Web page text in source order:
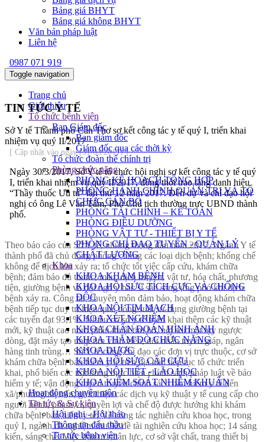
Bảng giá BHYT
Bảng giá không BHYT
Văn bản pháp luật
Liên hệ
0987 071 919
Toggle navigation
Trang chủ
Giới thiệu
Tổ chức bệnh viện
Ban Giám đốc
Ban giám đốc
Giám đốc qua các thời kỳ
Tổ chức đoàn thể chính trị
Phòng chức năng
PHÒNG KẾ HOẠCH TỔNG HỢP
PHÒNG HÀNH CHÍNH QUẢN TRỊ VÀ TỔ
CHỨC CÁN BỘ
PHÒNG TÀI CHÍNH – KẾ TOÁN
PHÒNG ĐIỀU DƯỠNG
PHÒNG VẬT TƯ - THIẾT BỊ Y TẾ
PHÒNG CHỈ ĐẠO TUYẾN - QUẢN LÝ
CHẤT LƯỢNG
Khoa
KHOA KHÁM BỆNH
KHOA HỒI SỨC TÍCH CỰC VÀ CHỐNG
ĐỘC
KHOA NỘI TIM MẠCH
KHOA XÉT NGHIỆM
KHOA CHẨN ĐOÁN HÌNH ẢNH
KHOA THĂM DÒ CHỨC NĂNG
KHOA DƯỢC
KHOA HỒI SỨC CẤP CỨU
KHOA NỘI TIẾT - LÃO HỌC
KHOA KIỂM SOÁT NHIỄM KHUẨN
Hoạt động chuyên môn
Tin tức & Sự kiện
Hội nghị - Hội thảo
Thông tin đấu thầu
Tin tức bệnh viện
TIN TỨC Y TẾ
Sở Y tế Thành phố Cần Thơ sơ kết công tác y tế quý I, triển khai
nhiệm vụ quý II/2017
[ Cập nhật vào ngày (31/03/2017) ]
Ngày 30/3/2017, Sở Y tế tổ chức hội nghị sơ kết công tác y tế quý
I, triển khai nhiệm vụ quý II/2017, đồng thời trao tặng danh hiệu
“Thầy thuốc Ưu tú” lần thứ 12 năm 2017. Đến dự và chỉ đạo hội
nghị có ông Lê Văn Tâm, Phó Chủ tịch thường trực UBND thành
phố.
Theo báo cáo của Sở Y tế, những tháng đầu năm 2017, Ngành Y tế
thành phố đã chủ động phòng chống các loại dịch bệnh; khống chế
không để dịch lớn xảy ra; tổ chức tốt việc cấp cứu, khám chữa
bệnh; đảm bảo đủ thuốc, máu, dịch truyền, vật tư, hóa chất, phương
tiện, giường bệnh và đội ngũ y bác sĩ sẵn sàng ứng phó khi dịch
bệnh xảy ra. Công tác chuyên môn đảm bảo, hoạt động khám chữa
bệnh tiếp tục duy trì hiệu quả, công suất sử dụng giường bệnh tại
các tuyến đạt 93,1%. Nhiều cơ sở y tế triển khai thêm các kỹ thuật
mới, kỹ thuật cao như: phẫu thuật tim hở, nội soi mật tụy ngược
dòng, đặt máy tạo nhịp tim vĩnh viễn, đốt nhân tuyến giáp, ngân
hàng tinh trùng… Sở Y tế cũng chỉ đạo các đơn vị trực thuộc, cơ sở
khám chữa bệnh bảo hiểm y tế trên địa bàn tiếp tục tổ chức triển
khai, phổ biến các nội dung thực hiện chính sách pháp luật về bảo
hiểm y tế; vận động tuyên truyền chính sách bảo hiểm y tế đến
xã/phường/thị trấn; giới thiệu các dịch vụ kỹ thuật y tế cung cấp cho
người bệnh, phạm vi, quyền lợi và chế độ được hưởng khi khám
chữa bệnh bảo hiểm y tế. Về công tác nghiên cứu khoa học, trong
quý I, ngành đã nghiệm thu 92 đề tài nghiên cứu khoa học; 14 sáng
kiến, sáng chế. Việc đầu tư nhân lực, cơ sở vật chất, trang thiết bị